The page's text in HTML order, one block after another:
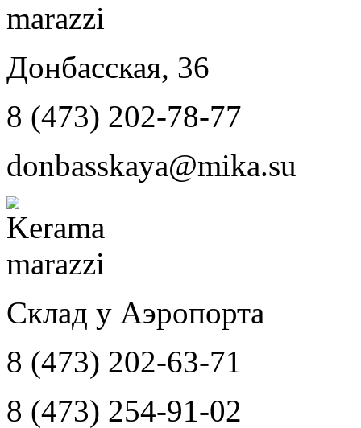
Донбасская, 36
8 (473) 202-78-77
donbasskaya@mika.su
Склад у Аэропорта
8 (473) 202-63-71
8 (473) 254-91-02